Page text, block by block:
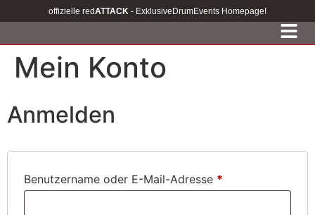
offizielle redATTACK - ExklusiveDrumEvents Homepage!
Mein Konto
Anmelden
Benutzername oder E-Mail-Adresse *